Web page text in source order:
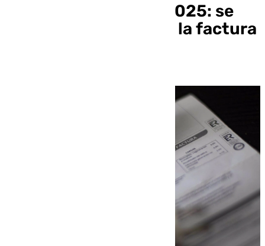
La luz se dispara en 2025: se
espera una subida en la factura